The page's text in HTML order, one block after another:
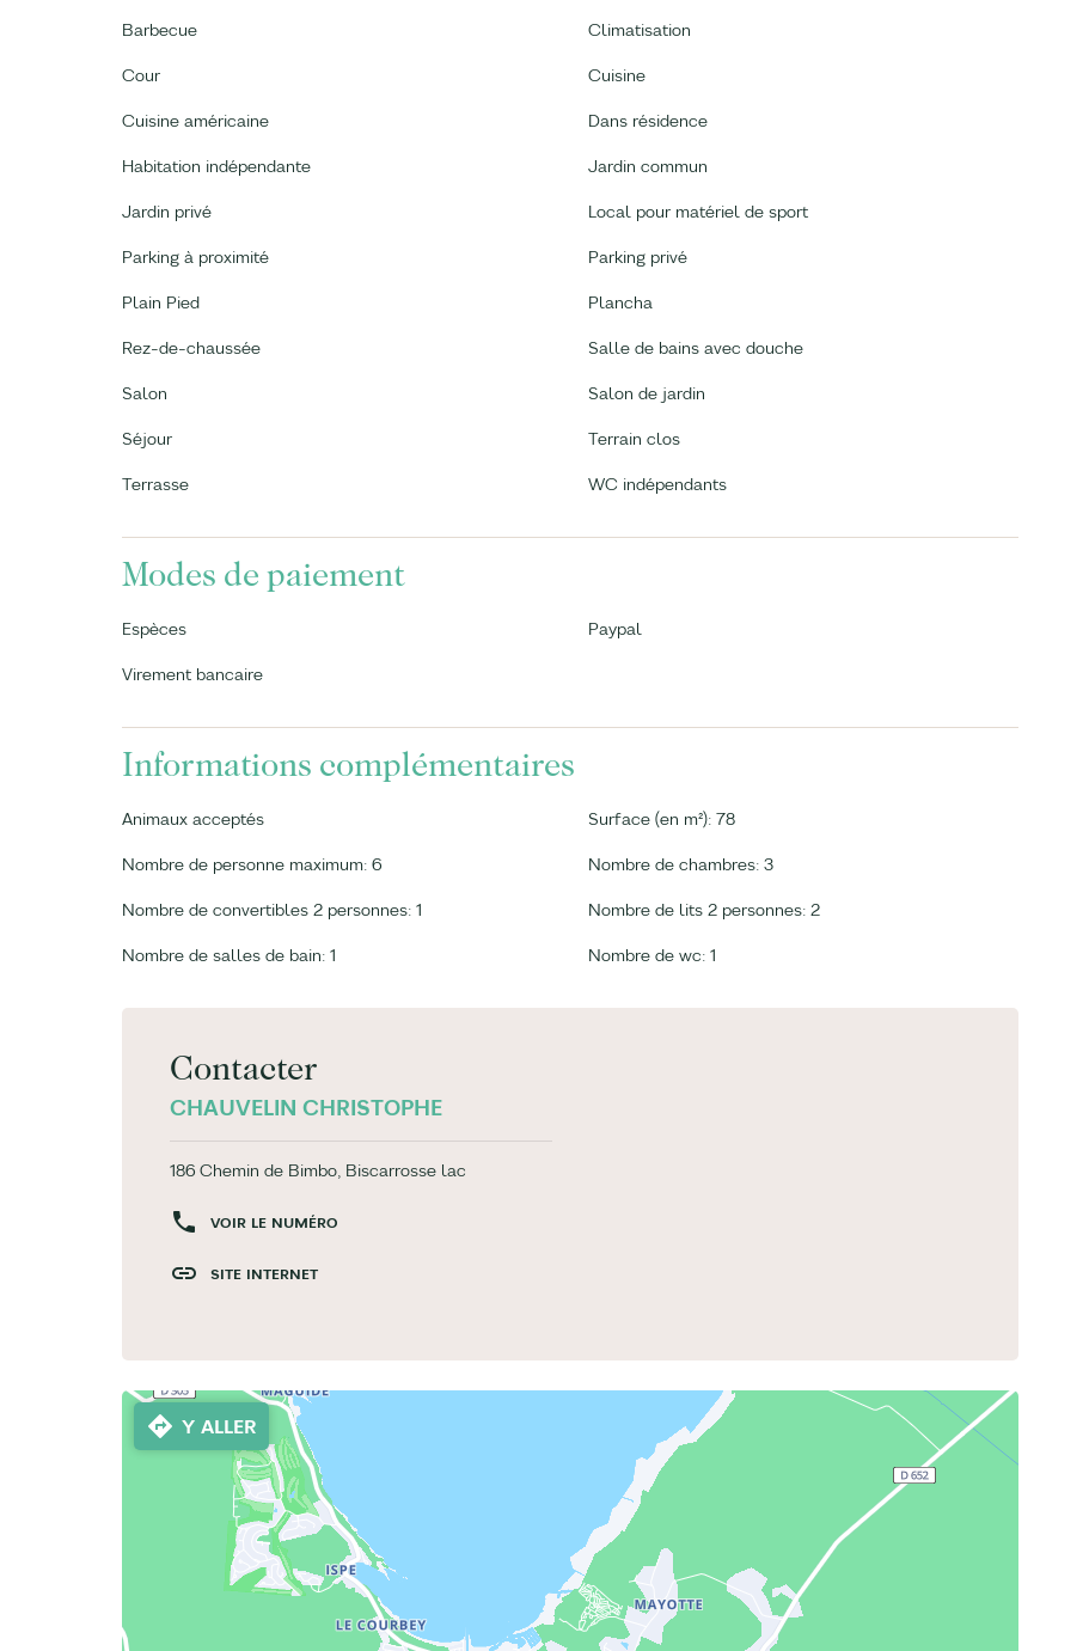
Barbecue Climatisation
Cour Cuisine
Cuisine américaine Dans résidence
Habitation indépendante Jardin commun
Jardin privé Local pour matériel de sport
Parking à proximité Parking privé
Plain Pied Plancha
Rez-de-chaussée Salle de bains avec douche
Salon Salon de jardin
Séjour Terrain clos
Terrasse WC indépendants
Modes de paiement
Espèces Paypal
Virement bancaire
Informations complémentaires
Animaux acceptés Surface (en m²): 78
Nombre de personne maximum: 6 Nombre de chambres: 3
Nombre de convertibles 2 personnes: 1 Nombre de lits 2 personnes: 2
Nombre de salles de bain: 1 Nombre de wc: 1
Contacter
CHAUVELIN CHRISTOPHE
186 Chemin de Bimbo, Biscarrosse lac
VOIR LE NUMÉRO
SITE INTERNET
Y ALLER